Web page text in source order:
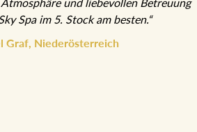
Norbert Erlacher
und liebevollen Betreuung
Spa im 5. Stock am besten.“